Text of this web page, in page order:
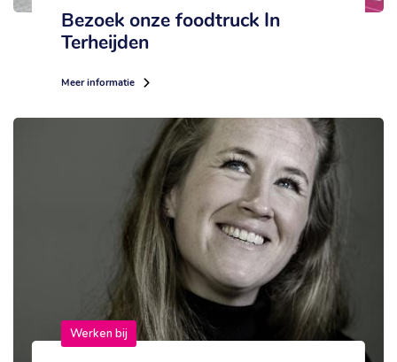
Bezoek onze foodtruck In
Terheijden
Meer informatie
Werken bij